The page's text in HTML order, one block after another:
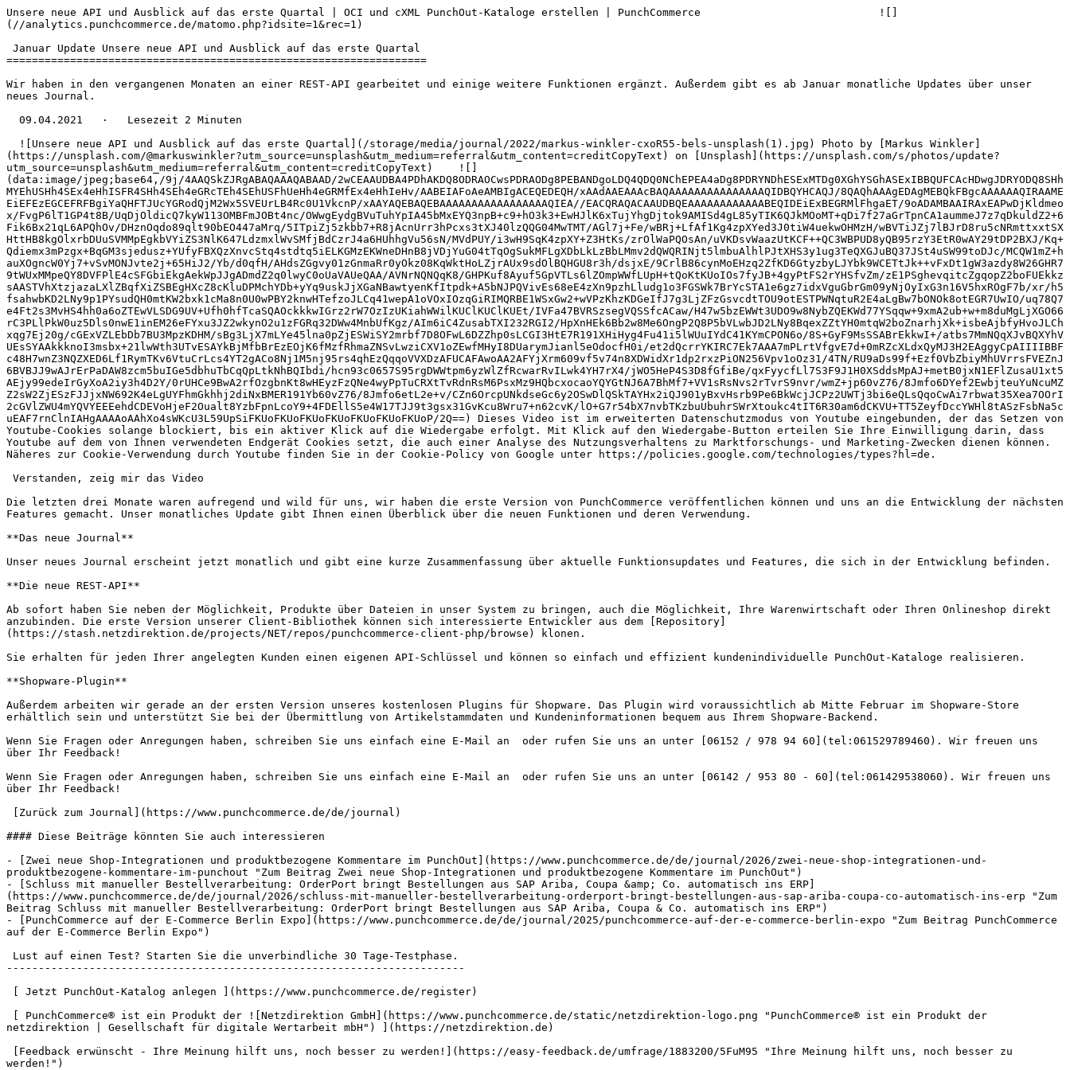
Unsere neue API und Ausblick auf das erste Quartal | OCI und cXML PunchOut-Kataloge erstellen | PunchCommerce                            ![]
(//analytics.punchcommerce.de/matomo.php?idsite=1&rec=1)
==================================================================
Wir haben in den vergangenen Monaten an einer REST-API gearbeitet und einige weitere Funktionen ergänzt. Außerdem gibt es ab Januar monatliche Updates über unser
neues Journal.
(https://unsplash.com/@markuswinkler?utm_source=unsplash&utm_medium=referral&utm_content=creditCopyText) on [Unsplash](https://unsplash.com/s/photos/update?
utm_source=unsplash&utm_medium=referral&utm_content=creditCopyText)    ![]
(data:image/jpeg;base64,/9j/4AAQSkZJRgABAQAAAQABAAD/2wCEAAUDBA4PDhAKDQ8ODRAOCwsPDRAODg8PEBANDgoLDQ4QDQ0NChEPEA4aDg8PDRYNDhESExMTDg0XGhYSGhASExIBBQUFCAcHDwgJDRYODQ8SHh
MYEhUSHh4SEx4eHhISFR4SHh4SEh4eGRcTEh4SEhUSFhUeHh4eGRMfEx4eHhIeHv/AABEIAFoAeAMBIgACEQEDEQH/xAAdAAEAAAcBAQAAAAAAAAAAAAAAAQIDBQYHCAQJ/8QAQhAAAgEDAgMEBQkFBgcAAAAAAQIRAAME
EiEFEzEGCEFRFBgiYaQHFTJUcYGRodQjM2Wx5SVEUrLB4Rc0U1VkcnP/xAAYAQEBAQEBAAAAAAAAAAAAAAAAAQIEA//EACQRAQACAAUDBQEAAAAAAAAAAAABEQIDEiExBEGRMlFhgaET/9oADAMBAAIRAxEAPwDjKldmeo
x/FvgP6lT1GP4t8B/UqDjOldicQ7kyW113OMBFmJOBt4nc/OWwgEydgBVuTuhYpIA45bMxEYQ3npB+c9+hO3k3+EwHJlK6xTujYhgDjtok9AMISd4gL85yTIK6QJkMOoMT+qDi7f27aGrTpnCA1aummeJ7z7qDkuldZ2+6
Fik6Bx21qL6APQhOv/DHznOqdo89qlt90bEO447aMrq/5ITpiZj5zkbb7+R8jAcnUrr3hPcxs3tXJ40lzQQG04MwTMT/AGl7j+Fe/wBRj+LfAf1Kg4zpXYed3J0tiW4uekwOHMzH/wBVTiJZj7lBJrD8ru5cNRmttxxtSX
HttHB8kgOlxrbDUuSVMMpEgkbVYiZS3NlK647LdzmxlWvSMfjBdCzrJ4a6HUhhgVu56sN/MVdPUY/i3wH9SqK4zpXY+Z3HtKs/zrOlWaPQOsAn/uVKDsvWaazUtKCF++QC3WBPUD8yQB95rzY3EtR0wAY29tDP2BXJ/Kq+
Qdiemx3mPzgx+BqGM3sjedusz+YUfyFBXQzXnvcStq4stdtq5iELKGMzEKWneDHnB8jVDjYuG04tTqOgSukMFLgXDbLkLzBbLMmv2dQWQRINjt5lmbuAlhlPJtXHS3y1ug3TeQXGJuBQ37JSt4uSW99toDJc/MCQW1mZ+h
auXOgncW0Yj7+vSvMONJvte2j+65HiJ2/Yb/d0qfH/AHdsZGgvy01zGnmaRr0yOkz08KqWktHoLZjrAUx9sdOlBQHGU8r3h/dsjxE/9CrlB86cynMoEHzq2ZfKD6GtyzbyLJYbk9WCETtJk++vFxDt1gW3azdy8W26GHR7
9tWUxMMpeQY8DVFPlE4cSFGbiEkgAekWpJJgADmdZ2q0lwyC0oUaVAUeQAA/AVNrNQNQqK8/GHPKuf8Ayuf5GpVTLs6lZOmpWWfLUpH+tQoKtKUoIOs7fyJB+4gyPtFS2rYHSfvZm/zE1PSghevqitcZgqopZ2boFUEkkz
sAASTVhXtzjazaLXlZBqfXiZSBEgHXcZ8cKluDPMchYDb+yYq9uskJjXGaNBawtyenKfItpdk+A5bNJPQVivEs68eE4zXn9pzhLludg1o3FGSWk7BrYcSTA1e6gz7idxVguGbrGm09yNjOyIxG3n16V5hxROgF7b/xr/h5
fsahwbKD2LNy9p1PYsudQH0mtKW2bxk1cMa8n0U0wPBY2knwHTefzoJLCq41wepA1oVOxIOzqGiRIMQRBE1WSxGw2+wVPzKhzKDGeIfJ7g3LjZFzGsvcdtTOU9otESTPWNqtuR2E4aLgBw7bONOk8otEGR7UwIO/uq78Q7
e4Ft2s3MvHS4hh0a6oZTEwVLSDG9UV+Ufh0hfTcaSQAOckkkwIGrz2rW7OzIzUKiahWWilKUClKUClKUEt/IVFa47BVRSzsegVQSSfcACaw/H47w5bzEWWt3UDO9w8NybZQEKWd77YSqqw+9xmA2ub+w+m8duMgLjXGO66
rC3PLlPkW0uz5Dls0nwE1inEM26eFYxu3JZ2wkynO2u1zFGRq32DWw4MnbUfKgz/AIm6iC4ZusabTXI232RGI2/HpXnHEk6Bb2w8Me6OngP2Q8P5bVLwbJD2LNy8BqexZZtYH0mtqW2boZnarhjXk+isbeAjbfyHvoJLCh
xqg7Ej20g/cGExVZLEbDb7BU3MpzKDHM/sBg3LjX7mLYe45lna0pZjESWiSY2mrbf7D8OFwL6DZZhp0sLCGI3HtE7R191XHiHyg4Fu41i5lWUuIYdC41KYmCPON6o/8S+GyF9MsSSABrEkkwI+/atbs7MmNQqXJvBQXYhV
UEsSYAAkkknoI3msbx+21lwWth3UTvESAYkBjMfbBrEzEOjK6fMzfRhmaZNSvLwziCXV1oZEwfMHyI8DUarymJianl5eOdocfH0i/et2dQcrrYKIRC7Ek7AAA7mPLrtVfgvE7d+0mRZcXLdxQyMJ3H2EAggyCpAIIIIBBF
c48H7wnZ3NQZXED6Lf1RymTKv6VtuCrLcs4YT2gACo8Nj1M5nj95rs4qhEzQqqoVVXDzAFUCAFAwoAA2AFYjXrm609vf5v74n8XDWidXr1dp2rxzPiON256Vpv1oOz31/4TN/RU9aDs99f+Ezf0VbZbiyMhUVrrsFVEZnJ
6BVBJJ9wAJrErPaDAW8zcm5buIGe5dbhuTbCqQpLtkNhBQIbdi/hcn93c0657S95rgDWWtpm6yzWlZfRcwarRvILwk4YH7rX4/jWO5HeP4S3D8fGfiBe/qxFyycfLl7S3F9J1H0XSddsMpAJ+metB0jxN1EFlZusaU1xt5
AEjy99edeIrGyXoA2iy3h4D2Y/0rUHCe9BwA2rfOzgbnKt8wHEyzFzQNe4wyPpTuCRXtTvRdnRsM6PsxMz9HQbcxocaoYQYGtNJ6A7BhMf7+VV1sRsNvs2rTvrS9nvr/wmZ+jp60vZ76/8Jmfo6DYef2EwbjteuYuNcuMZ
Z2sW2ZjESzFJJjxNW692K4eLgUYFhmGkhhj2diNxBMER191Yb60vZ76/8Jmfo6etL2e+v/CZn6OrcpUNkdseGc6y2OSwDlQSkTAYHx2iQJ901yBxvHsrb9Pe6BkWcjJCPz2UWTj3bi6eQLsQqoCwAi7rbwat35Xea7OOrI
2cGVlZWU4mYQVYEEEehdCDEVoHjeF2Oualt8YzbFpnLcoY9+4FDEllS5e4W17TJJ9t3gsx31GvKcu8Wru7+n62cvK/lO+G7r54bX7nvbTKzbuUbuhrSWrXtoukc4tIT6R30am6dCKVU+TT5ZeyfDccYWHl8tASzFsbNa5c
uEAF7rnClnIAHgAAAAoAAhXo4sWKcU3L59UpSiFKUoFKUoFKUoFKUoFKUoFKUoFKUoP/2Q==) Dieses Video ist im erweiterten Datenschutzmodus von Youtube eingebunden, der das Setzen von
Youtube-Cookies solange blockiert, bis ein aktiver Klick auf die Wiedergabe erfolgt. Mit Klick auf den Wiedergabe-Button erteilen Sie Ihre Einwilligung darin, dass
Youtube auf dem von Ihnen verwendeten Endgerät Cookies setzt, die auch einer Analyse des Nutzungsverhaltens zu Marktforschungs- und Marketing-Zwecken dienen können.
Näheres zur Cookie-Verwendung durch Youtube finden Sie in der Cookie-Policy von Google unter https://policies.google.com/technologies/types?hl=de.
Die letzten drei Monate waren aufregend und wild für uns, wir haben die erste Version von PunchCommerce veröffentlichen können und uns an die Entwicklung der nächsten
Features gemacht. Unser monatliches Update gibt Ihnen einen Überblick über die neuen Funktionen und deren Verwendung.
**Das neue Journal**
Unser neues Journal erscheint jetzt monatlich und gibt eine kurze Zusammenfassung über aktuelle Funktionsupdates und Features, die sich in der Entwicklung befinden.
**Die neue REST-API**
Ab sofort haben Sie neben der Möglichkeit, Produkte über Dateien in unser System zu bringen, auch die Möglichkeit, Ihre Warenwirtschaft oder Ihren Onlineshop direkt
anzubinden. Die erste Version unserer Client-Bibliothek können sich interessierte Entwickler aus dem [Repository]
(https://stash.netzdirektion.de/projects/NET/repos/punchcommerce-client-php/browse) klonen.
Sie erhalten für jeden Ihrer angelegten Kunden einen eigenen API-Schlüssel und können so einfach und effizient kundenindividuelle PunchOut-Kataloge realisieren.
**Shopware-Plugin**
Außerdem arbeiten wir gerade an der ersten Version unseres kostenlosen Plugins für Shopware. Das Plugin wird voraussichtlich ab Mitte Februar im Shopware-Store
erhältlich sein und unterstützt Sie bei der Übermittlung von Artikelstammdaten und Kundeninformationen bequem aus Ihrem Shopware-Backend.
Wenn Sie Fragen oder Anregungen haben, schreiben Sie uns einfach eine E-Mail an  oder rufen Sie uns an unter [06152 / 978 94 60](tel:061529789460). Wir freuen uns
über Ihr Feedback!
Wenn Sie Fragen oder Anregungen haben, schreiben Sie uns einfach eine E-Mail an  oder rufen Sie uns an unter [06142 / 953 80 - 60](tel:061429538060). Wir freuen uns
über Ihr Feedback!
#### Diese Beiträge könnten Sie auch interessieren
- [Zwei neue Shop-Integrationen und produktbezogene Kommentare im PunchOut](https://www.punchcommerce.de/de/journal/2026/zwei-neue-shop-integrationen-und-
produktbezogene-kommentare-im-punchout "Zum Beitrag Zwei neue Shop-Integrationen und produktbezogene Kommentare im PunchOut")
- [Schluss mit manueller Bestellverarbeitung: OrderPort bringt Bestellungen aus SAP Ariba, Coupa &amp; Co. automatisch ins ERP]
(https://www.punchcommerce.de/de/journal/2026/schluss-mit-manueller-bestellverarbeitung-orderport-bringt-bestellungen-aus-sap-ariba-coupa-co-automatisch-ins-erp "Zum
Beitrag Schluss mit manueller Bestellverarbeitung: OrderPort bringt Bestellungen aus SAP Ariba, Coupa & Co. automatisch ins ERP")
- [PunchCommerce auf der E-Commerce Berlin Expo](https://www.punchcommerce.de/de/journal/2025/punchcommerce-auf-der-e-commerce-berlin-expo "Zum Beitrag PunchCommerce
auf der E-Commerce Berlin Expo")
------------------------------------------------------------------------
netzdirektion | Gesellschaft für digitale Wertarbeit mbH") ](https://netzdirektion.de)